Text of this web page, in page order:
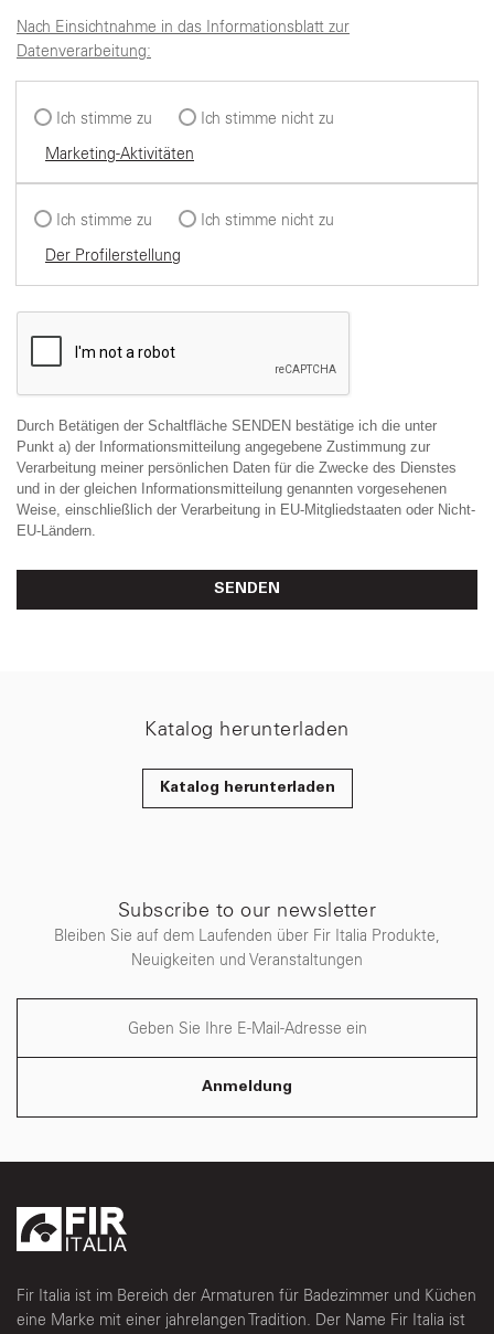
Nach Einsichtnahme in das Informationsblatt zur
Datenverarbeitung:
Ich stimme zu
Ich stimme nicht zu
Marketing-Aktivitäten
Ich stimme zu
Ich stimme nicht zu
Der Profilerstellung
Durch Betätigen der Schaltfläche SENDEN bestätige ich die unter
Punkt a) der Informationsmitteilung angegebene Zustimmung zur
Verarbeitung meiner persönlichen Daten für die Zwecke des Dienstes
und in der gleichen Informationsmitteilung genannten vorgesehenen
Weise, einschließlich der Verarbeitung in EU-Mitgliedstaaten oder Nicht-
EU-Ländern.
SENDEN
Katalog herunterladen
Katalog herunterladen
Subscribe to our newsletter
Bleiben Sie auf dem Laufenden über Fir Italia Produkte,
Neuigkeiten und Veranstaltungen
Anmeldung
Fir Italia ist im Bereich der Armaturen für Badezimmer und Küchen
eine Marke mit einer jahrelangen Tradition. Der Name Fir Italia ist